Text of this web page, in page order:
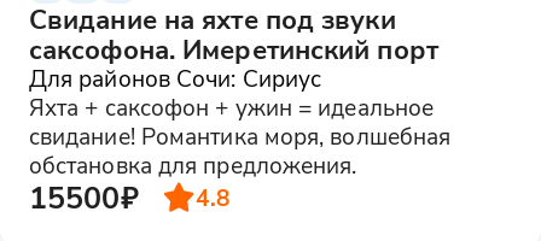
Свидание на яхте под звуки
саксофона. Имеретинский порт
Для районов Сочи: Сириус
Яхта + саксофон + ужин = идеальное
свидание! Романтика моря, волшебная
обстановка для предложения.
15500₽ 4.8